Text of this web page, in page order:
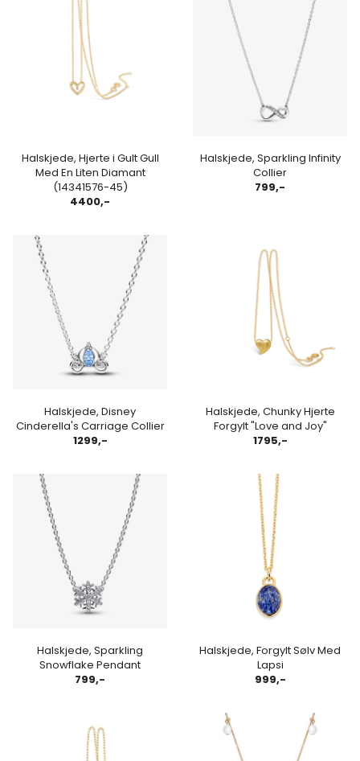
Halskjede, Hjerte i Gult Gull
Med En Liten Diamant
(14341576-45)
4400,-
Halskjede, Sparkling Infinity
Collier
799,-
Halskjede, Disney
Cinderella's Carriage Collier
1299,-
Halskjede, Chunky Hjerte
Forgylt "Love and Joy"
1795,-
Halskjede, Sparkling
Snowflake Pendant
799,-
Halskjede, Forgylt Sølv Med
Lapsi
999,-